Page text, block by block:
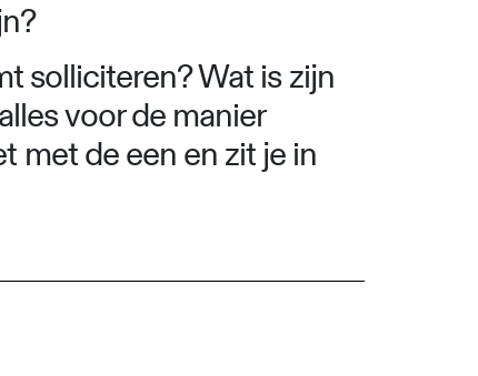
solliciteren? Wat is zijn
voor de manier
met de een en zit je in